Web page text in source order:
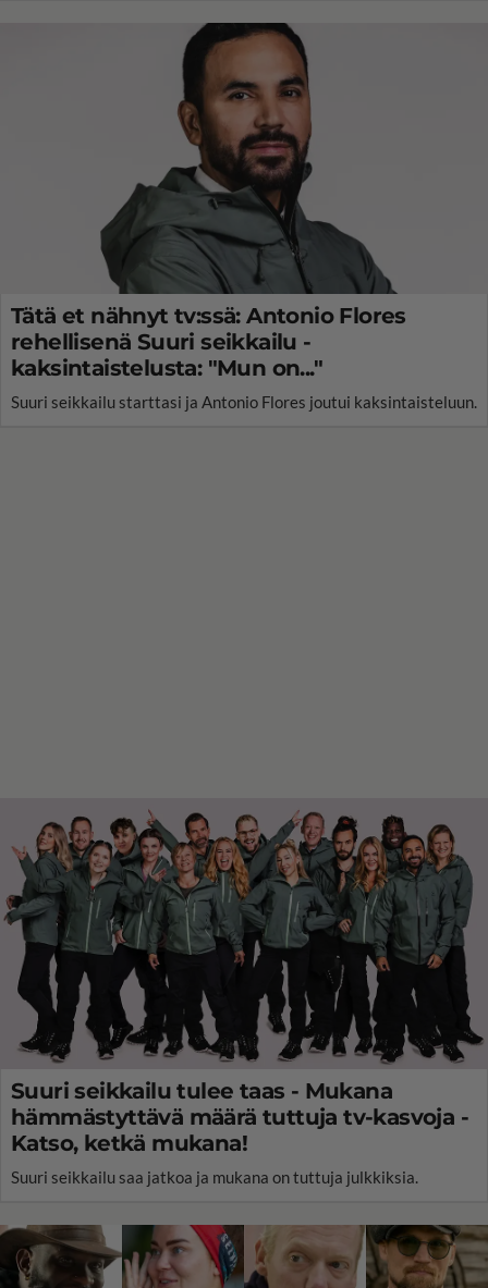
Tätä et nähnyt tv:ssä: Antonio Flores
rehellisenä Suuri seikkailu -
kaksintaistelusta: "Mun on..."
Suuri seikkailu starttasi ja Antonio Flores joutui kaksintaisteluun.
Suuri seikkailu tulee taas - Mukana
hämmästyttävä määrä tuttuja tv-kasvoja -
Katso, ketkä mukana!
Suuri seikkailu saa jatkoa ja mukana on tuttuja julkkiksia.